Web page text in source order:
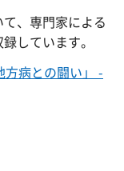
、専門家による
しています。
病との闘い」 -